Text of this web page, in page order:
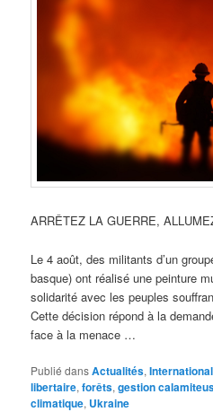
ARRÊTEZ LA GUERRE,
Le 4 août, des militants d’un
basque) ont réalisé une peinture
solidarité avec les peuples
Cette décision répond à la
face à la menace …
Publié dansActualités,International
libertaire,forêts,gestion
climatique, Ukraine